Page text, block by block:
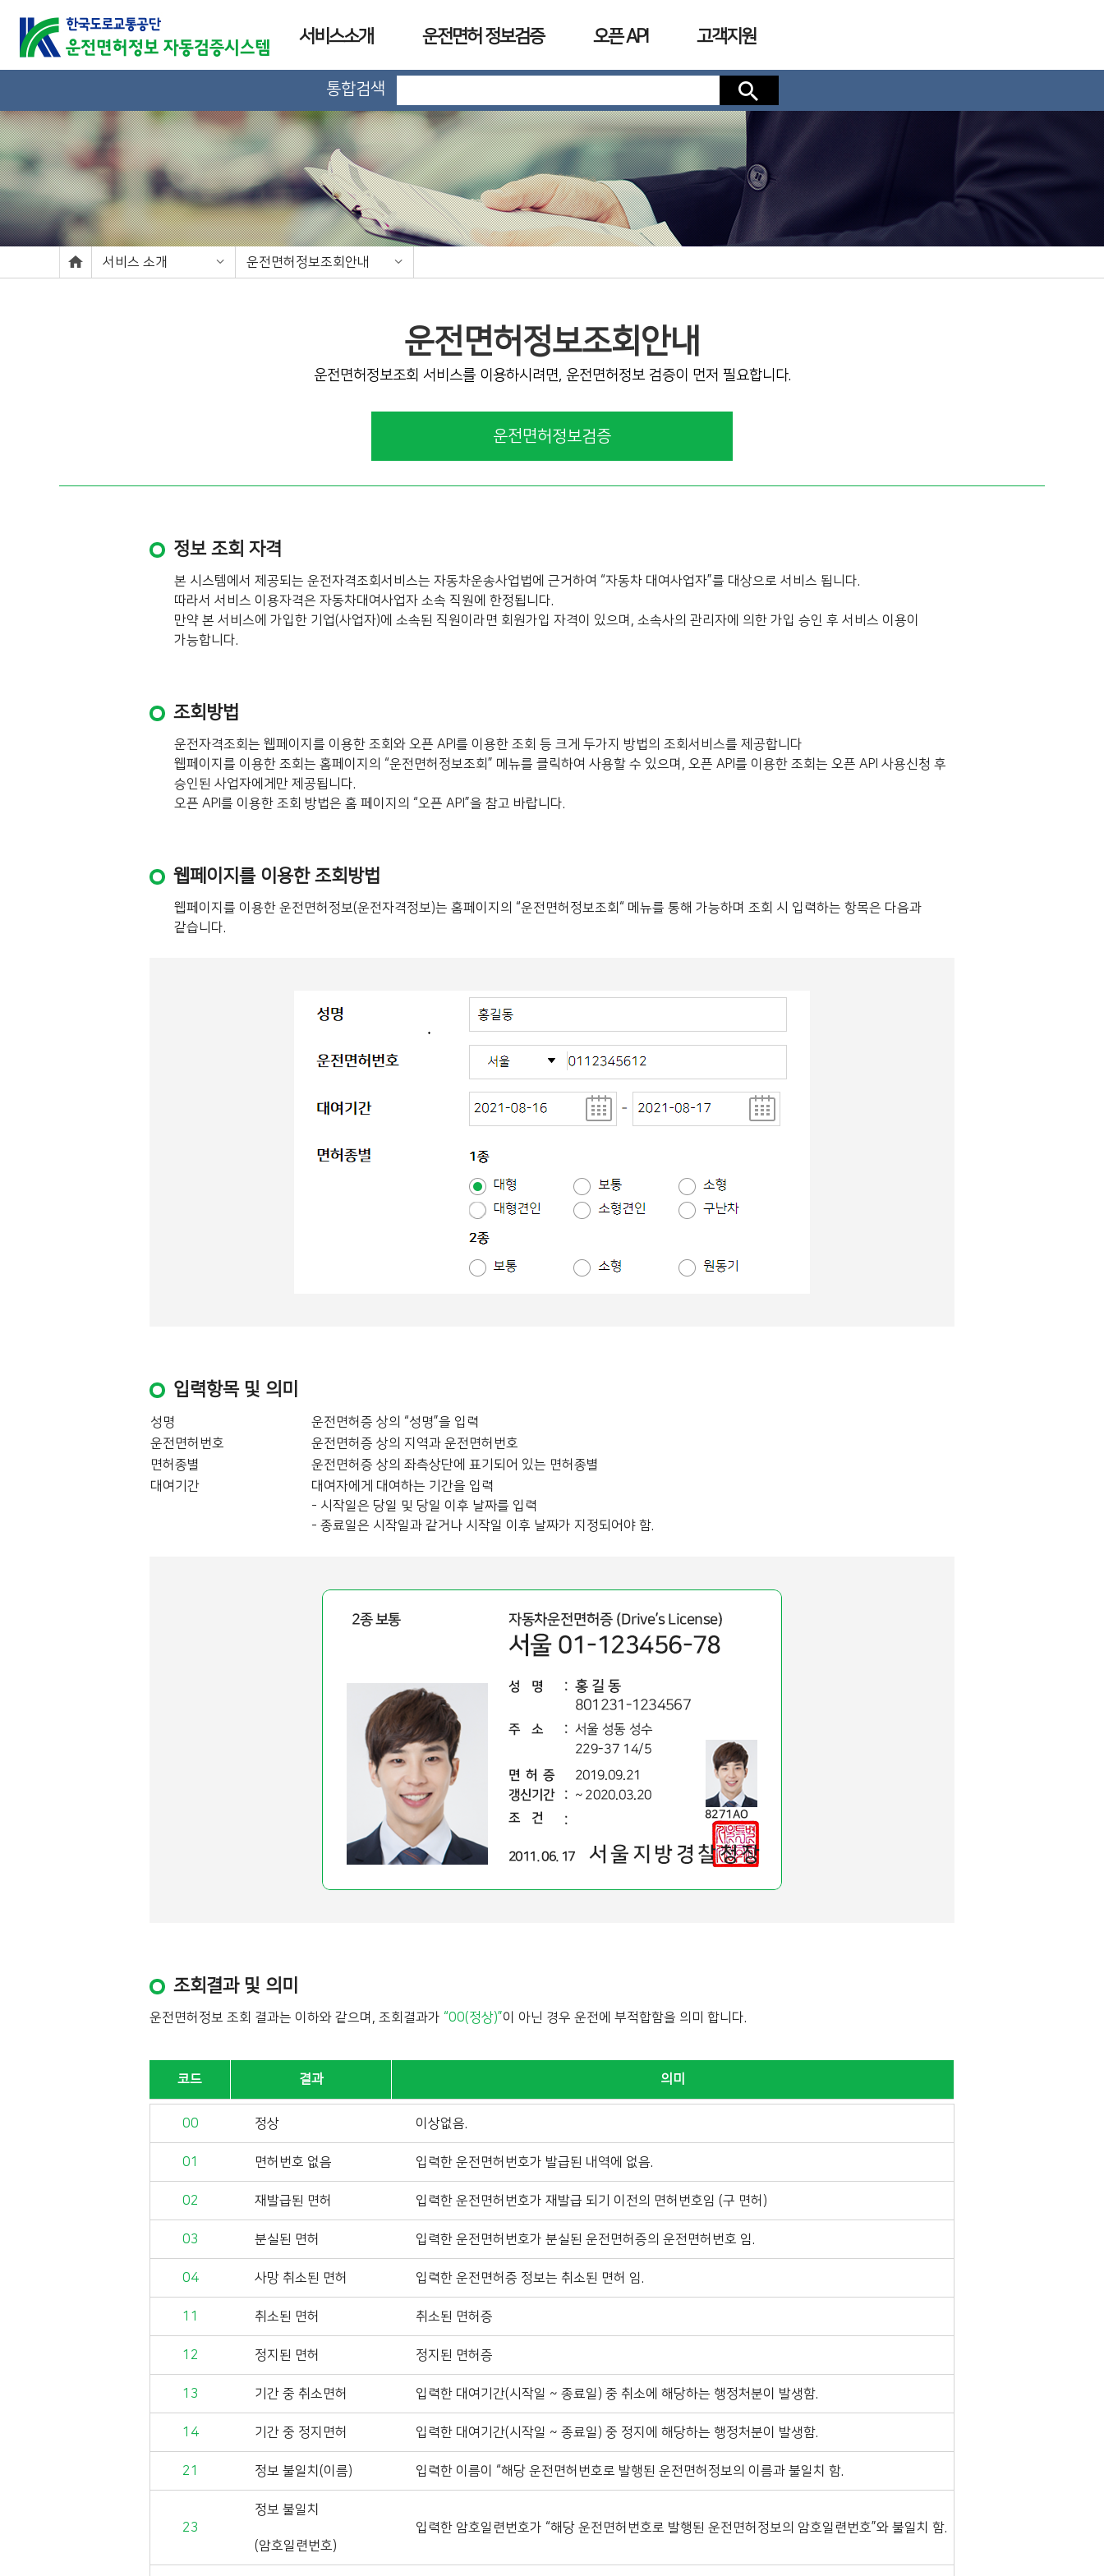
서비스소개 운전면허 정보검증 오픈 API 고객지원
통합검색 검색
서비스 소개 운전면허정보조회안내
운전면허정보조회안내
운전면허정보조회 서비스를 이용하시려면, 운전면허정보 검증이 먼저 필요합니다.
운전면허정보검증
정보 조회 자격
본 시스템에서 제공되는 운전자격조회서비스는 자동차운송사업법에 근거하여 “자동차 대여사업자”를 대상으로 서비스 됩니다.
따라서 서비스 이용자격은 자동차대여사업자 소속 직원에 한정됩니다.
만약 본 서비스에 가입한 기업(사업자)에 소속된 직원이라면 회원가입 자격이 있으며, 소속사의 관리자에 의한 가입 승인 후 서비스 이용이
가능합니다.
조회방법
운전자격조회는 웹페이지를 이용한 조회와 오픈 API를 이용한 조회 등 크게 두가지 방법의 조회서비스를 제공합니다
웹페이지를 이용한 조회는 홈페이지의 “운전면허정보조회” 메뉴를 클릭하여 사용할 수 있으며, 오픈 API를 이용한 조회는 오픈 API 사용신청 후
승인된 사업자에게만 제공됩니다.
오픈 API를 이용한 조회 방법은 홈 페이지의 “오픈 API”을 참고 바랍니다.
웹페이지를 이용한 조회방법
웹페이지를 이용한 운전면허정보(운전자격정보)는 홈페이지의 “운전면허정보조회“ 메뉴를 통해 가능하며 조회 시 입력하는 항목은 다음과
같습니다.
입력항목 및 의미
성명
운전면허증 상의 “성명”을 입력
운전면허번호
운전면허증 상의 지역과 운전면허번호
면허종별
운전면허증 상의 좌측상단에 표기되어 있는 면허종별
대여기간
대여자에게 대여하는 기간을 입력
- 시작일은 당일 및 당일 이후 날짜를 입력
- 종료일은 시작일과 같거나 시작일 이후 날짜가 지정되어야 함.
조회결과 및 의미
운전면허정보 조회 결과는 이하와 같으며, 조회결과가 “00(정상)”이 아닌 경우 운전에 부적합함을 의미 합니다.
코드 결과 의미
00 정상 이상없음.
01 면허번호 없음 입력한 운전면허번호가 발급된 내역에 없음.
02 재발급된 면허 입력한 운전면허번호가 재발급 되기 이전의 면허번호임 (구 면허)
03 분실된 면허 입력한 운전면허번호가 분실된 운전면허증의 운전면허번호 임.
04 사망 취소된 면허 입력한 운전면허증 정보는 취소된 면허 임.
11 취소된 면허 취소된 면허증
12 정지된 면허 정지된 면허증
13 기간 중 취소면허 입력한 대여기간(시작일 ~ 종료일) 중 취소에 해당하는 행정처분이 발생함.
14 기간 중 정지면허 입력한 대여기간(시작일 ~ 종료일) 중 정지에 해당하는 행정처분이 발생함.
21 정보 불일치(이름) 입력한 이름이 “해당 운전면허번호로 발행된 운전면허정보의 이름과 불일치 함.
23
정보 불일치
(암호일련번호)
입력한 암호일련번호가 “해당 운전면허번호로 발행된 운전면허정보의 암호일련번호”와 불일치 함.